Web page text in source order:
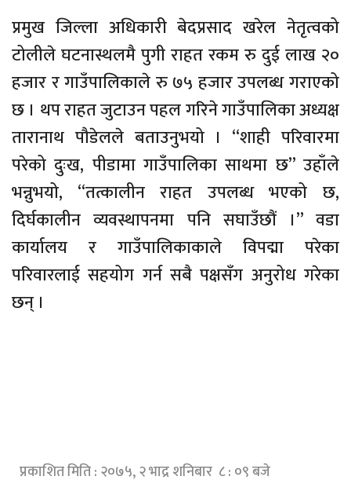
प्रमुख जिल्ला अधिकारी बेदप्रसाद खरेल नेतृत्वको
टोलीले घटनास्थलमै पुगी राहत रकम रु दुई लाख २०
हजार र गाउँपालिकाले रु ७५ हजार उपलब्ध गराएको
छ । थप राहत जुटाउन पहल गरिने गाउँपालिका अध्यक्ष
तारानाथ पौडेलले बताउनुभयो । “शाही परिवारमा
परेको दुःख, पीडामा गाउँपालिका साथमा छ’’ उहाँले
भन्नुभयो, “तत्कालीन राहत उपलब्ध भएको छ,
दिर्घकालीन व्यवस्थापनमा पनि सघाउँछौं ।’’ वडा
कार्यालय र गाउँपालिकाकाले विपद्मा परेका
परिवारलाई सहयोग गर्न सबै पक्षसँग अनुरोध गरेका
छन् ।
प्रकाशित मिति : २०७५, २ भाद्र शनिबार ८ : ०९ बजे